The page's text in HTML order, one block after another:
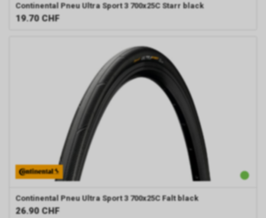
Continental Pneu Ultra Sport 3 700x25C Starr black
19.70 CHF
Continental Pneu Ultra Sport 3 700x25C Falt black
26.90 CHF